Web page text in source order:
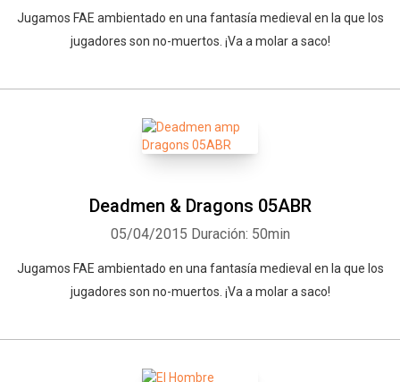
Jugamos FAE ambientado en una fantasía medieval en la que los
jugadores son no-muertos. ¡Va a molar a saco!
Deadmen & Dragons 05ABR
05/04/2015 Duración: 50min
Jugamos FAE ambientado en una fantasía medieval en la que los
jugadores son no-muertos. ¡Va a molar a saco!